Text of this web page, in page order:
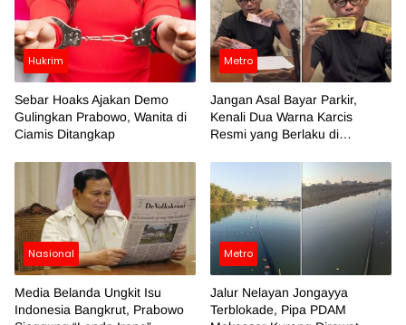
Hukrim
Sebar Hoaks Ajakan Demo
Gulingkan Prabowo, Wanita di
Ciamis Ditangkap
Metro
Jangan Asal Bayar Parkir,
Kenali Dua Warna Karcis
Resmi yang Berlaku di
Nasional
Media Belanda Ungkit Isu
Indonesia Bangkrut, Prabowo
Metro
Jalur Nelayan Jongayya
Terblokade, Pipa PDAM